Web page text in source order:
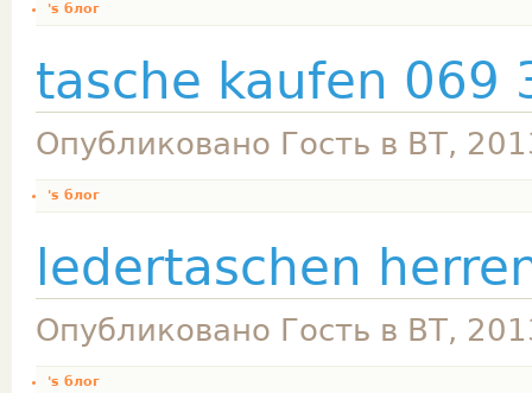
's блог
tasche kaufen 069
Опубликовано Гость в ВТ,
's блог
ledertaschen
Опубликовано Гость в ВТ,
's блог